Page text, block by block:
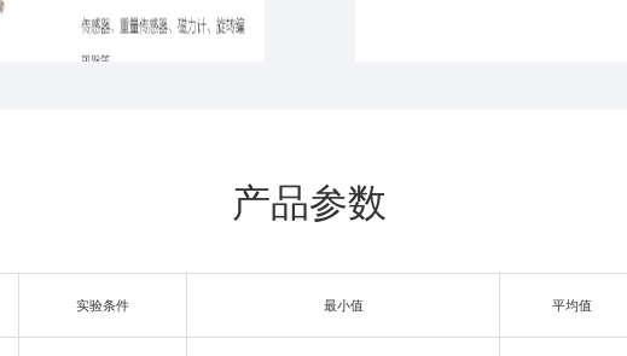
产品参数
实验条件 最小值 平均值